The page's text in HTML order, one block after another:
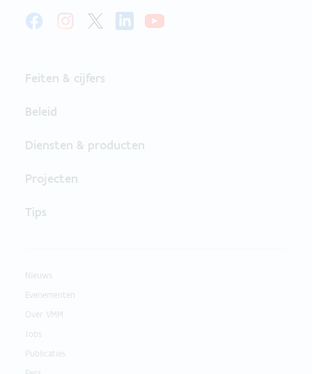
Feiten & cijfers
Beleid
Diensten & producten
Projecten
Tips
Nieuws
Evenementen
Over VMM
Jobs
Publicaties